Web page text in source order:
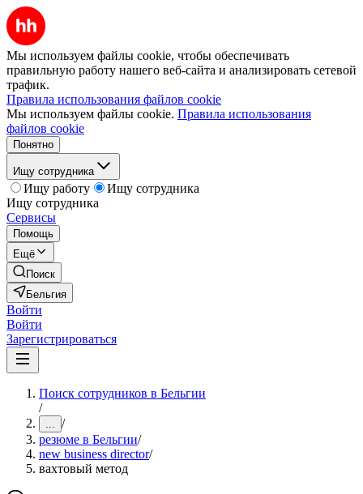
Мы используем файлы cookie, чтобы обеспечивать
правильную работу нашего веб-сайта и анализировать сетевой
трафик.
Правила использования файлов cookie
Мы используем файлы cookie. Правила использования
файлов cookie
Понятно
Ищу сотрудника
Ищу работу
Ищу сотрудника
Ищу сотрудника
Сервисы
Помощь
Ещё
Поиск
Бельгия
Войти
Войти
Зарегистрироваться
Поиск сотрудников в Бельгии
/
... /
резюме в Бельгии/
new business director/
вахтовый метод